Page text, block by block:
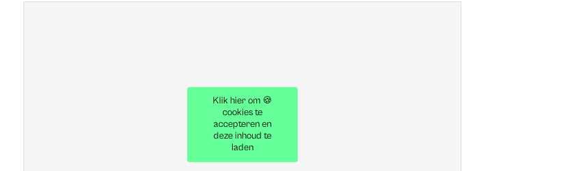
Klik hier om 🍪
cookies te
accepteren en
deze inhoud te
laden